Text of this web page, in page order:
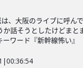
、大阪のライブに呼ん
か話そうとしたけどまと
ワード『新幹線怖い』
|00:36:54